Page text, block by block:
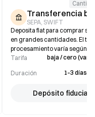
Transferencia
SEPA, SWIFT
Deposita fiat para comprar
en grandes cantidades. El
procesamiento varía según el
Tarifa
baja / cero
Duración 1–3 días
Depósito